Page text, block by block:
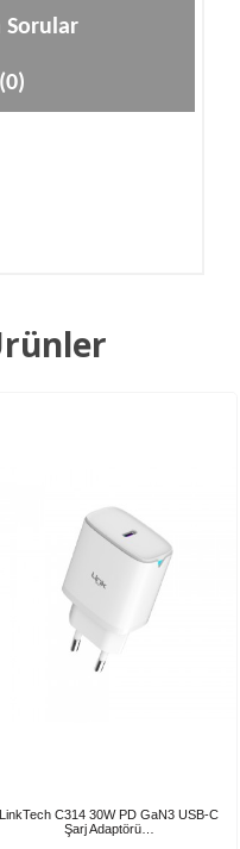
Sorular
LinkTech C314 30W PD GaN3 USB-C
Şarj Adaptörü…